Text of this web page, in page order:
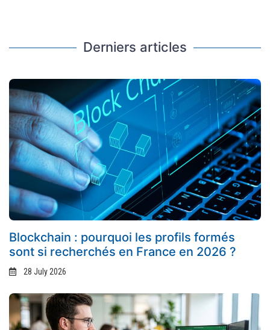
Derniers articles
Blockchain : pourquoi les profils formés
sont si recherchés en France en 2026 ?
28 July 2026